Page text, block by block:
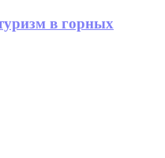
в горных